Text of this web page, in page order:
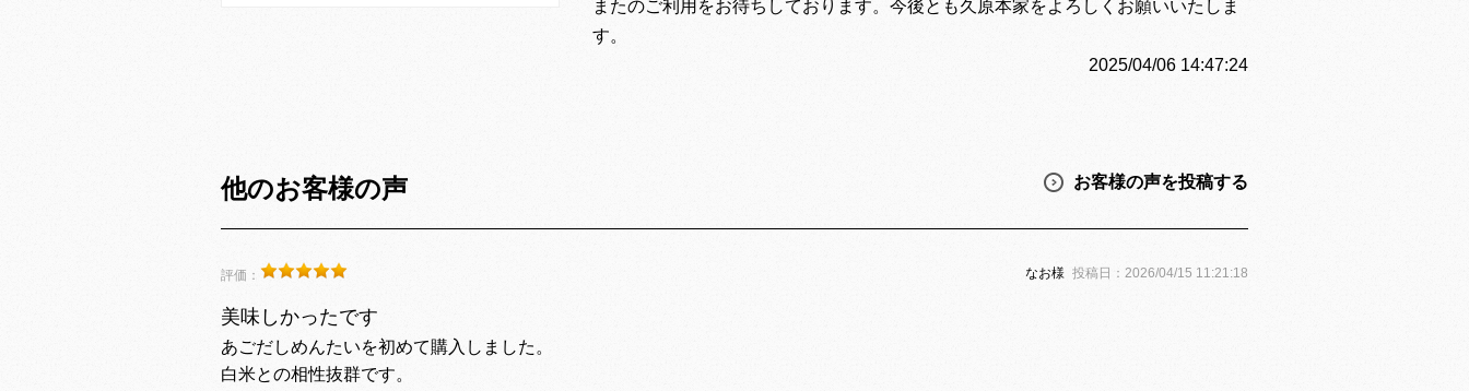
またのご利用をお待ちしております。今後とも久原本家をよろしくお願いいたしま
す。
2025/04/06 14:47:24
他のお客様の声 お客様の声を投稿する
評価： なお様 投稿日：2026/04/15 11:21:18
美味しかったです
あごだしめんたいを初めて購入しました。
白米との相性抜群です。